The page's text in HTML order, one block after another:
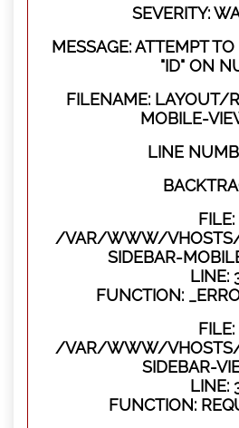
SEVERITY:
MESSAGE: ATTEMPT
"ID" ON
FILENAME: LAYOUT/
MOBILE-
LINE
FILE:
/VAR/WWW/VHOSTS/
SIDEBAR-
LINE:
FUNCTION:
FILE:
/VAR/WWW/VHOSTS/
SIDEBAR-
LINE:
FUNCTION: